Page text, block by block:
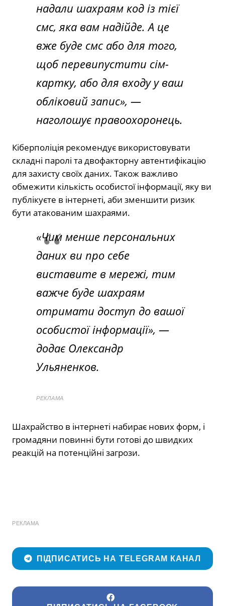
надали шахраям код із тієї
смс, яка вам надійде. А це
вже буде смс або для того,
щоб перевипустити сім-
картку, або для входу у ваш
обліковий запис», —
наголошує правоохоронець.
Кіберполіція рекомендує використовувати
складні паролі та двофакторну автентифікацію
для захисту своїх даних. Також важливо
обмежити кількість особистої інформації, яку ви
публікуєте в інтернеті, аби зменшити ризик
бути атакованим шахраями.
«Чим менше персональних
даних ви про себе
виставите в мережі, тим
важче буде шахраям
отримати доступ до вашої
особистої інформації», —
додає Олександр
Ульяненков.
РЕКЛАМА
Шахрайство в інтернеті набирає нових форм, і
громадяни повинні бути готові до швидких
реакцій на потенційні загрози.
РЕКЛАМА
ПІДПИСАТИСЬ НА TELEGRAM КАНАЛ